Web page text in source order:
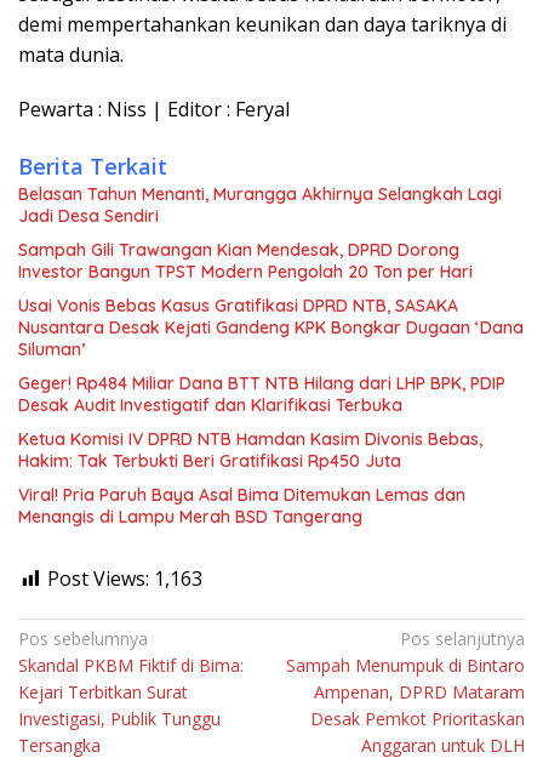
demi mempertahankan keunikan dan daya tariknya di
mata dunia.
Pewarta : Niss | Editor : Feryal
Berita Terkait
Belasan Tahun Menanti, Murangga Akhirnya Selangkah Lagi
Jadi Desa Sendiri
Sampah Gili Trawangan Kian Mendesak, DPRD Dorong
Investor Bangun TPST Modern Pengolah 20 Ton per Hari
Usai Vonis Bebas Kasus Gratifikasi DPRD NTB, SASAKA
Nusantara Desak Kejati Gandeng KPK Bongkar Dugaan ‘Dana
Siluman’
Geger! Rp484 Miliar Dana BTT NTB Hilang dari LHP BPK, PDIP
Desak Audit Investigatif dan Klarifikasi Terbuka
Ketua Komisi IV DPRD NTB Hamdan Kasim Divonis Bebas,
Hakim: Tak Terbukti Beri Gratifikasi Rp450 Juta
Viral! Pria Paruh Baya Asal Bima Ditemukan Lemas dan
Menangis di Lampu Merah BSD Tangerang
Post Views: 1,163
Navigasi
pos
Pos sebelumnya
Skandal PKBM Fiktif di Bima:
Kejari Terbitkan Surat
Investigasi, Publik Tunggu
Tersangka
Pos selanjutnya
Sampah Menumpuk di Bintaro
Ampenan, DPRD Mataram
Desak Pemkot Prioritaskan
Anggaran untuk DLH